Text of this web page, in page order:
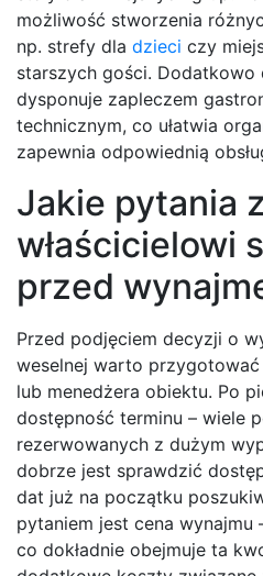
możliwość stworzenia
np. strefy dla dzieci czy
starszych gości. Dodatkowo
dysponuje zapleczem
technicznym, co ułatwia
zapewnia odpowiednią
Jakie pytania
właścicielowi
przed
Przed podjęciem decyzji o
weselnej warto
lub menedżera obiektu. Po
dostępność terminu – wiele
rezerwowanych z dużym
dobrze jest sprawdzić
dat już na początku
pytaniem jest cena
co dokładnie obejmuje ta